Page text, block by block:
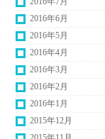
2016年6月
2016年5月
2016年4月
2016年3月
2016年2月
2016年1月
2015年12月